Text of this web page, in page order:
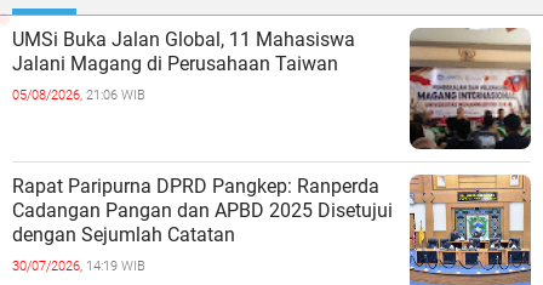
UMSi Buka Jalan Global, 11 Mahasiswa
Jalani Magang di Perusahaan Taiwan
05/08/2026, 21:06 WIB
Rapat Paripurna DPRD Pangkep: Ranperda
Cadangan Pangan dan APBD 2025 Disetujui
dengan Sejumlah Catatan
30/07/2026, 14:19 WIB